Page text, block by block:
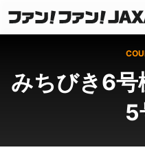
みちびき6
5